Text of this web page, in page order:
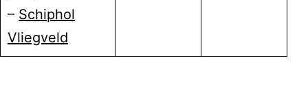
– Schiphol
Vliegveld